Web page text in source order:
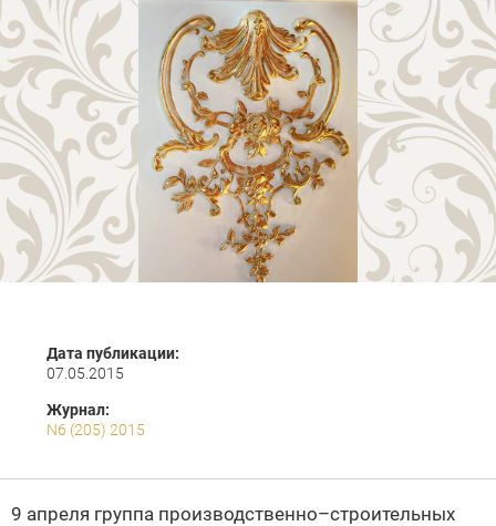
Дата публикации:
07.05.2015
Журнал:
N6 (205) 2015
9 апреля группа производственно–строительных